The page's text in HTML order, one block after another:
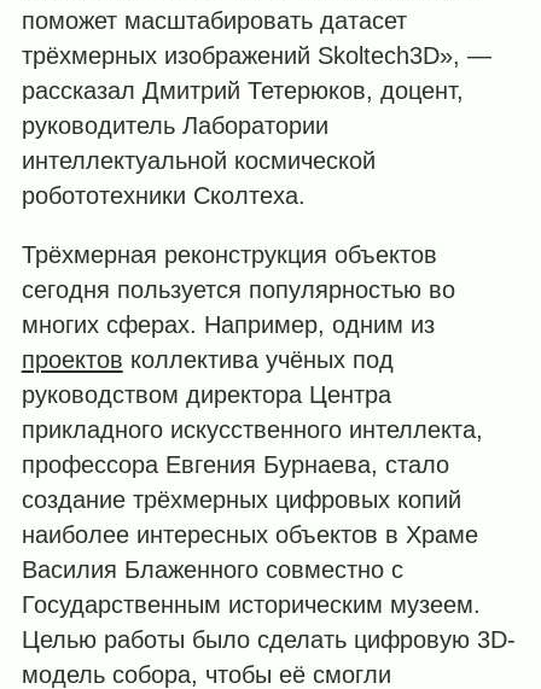
поможет масштабировать датасет
трёхмерных изображений Skoltech3D», —
рассказал Дмитрий Тетерюков, доцент,
руководитель Лаборатории
интеллектуальной космической
робототехники Сколтеха.
Трёхмерная реконструкция объектов
сегодня пользуется популярностью во
многих сферах. Например, одним из
проектов коллектива учёных под
руководством директора Центра
прикладного искусственного интеллекта,
профессора Евгения Бурнаева, стало
создание трёхмерных цифровых копий
наиболее интересных объектов в Храме
Василия Блаженного совместно с
Государственным историческим музеем.
Целью работы было сделать цифровую 3D-
модель собора, чтобы её смогли